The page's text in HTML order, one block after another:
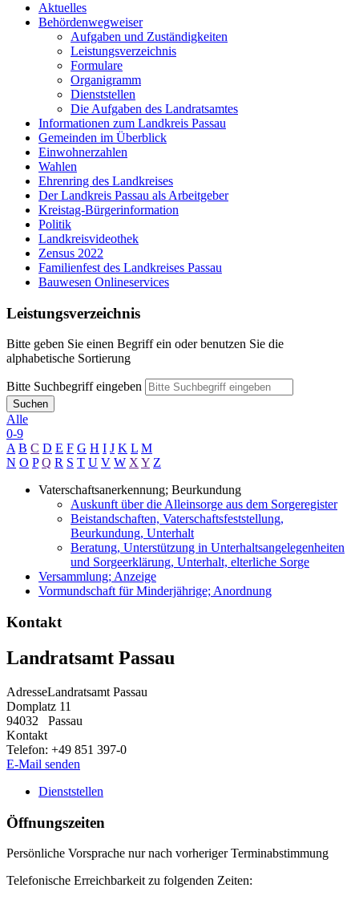
Aktuelles
Behördenwegweiser
Aufgaben und Zuständigkeiten
Leistungsverzeichnis
Formulare
Organigramm
Dienststellen
Die Aufgaben des Landratsamtes
Informationen zum Landkreis Passau
Gemeinden im Überblick
Einwohnerzahlen
Wahlen
Ehrenring des Landkreises
Der Landkreis Passau als Arbeitgeber
Kreistag-Bürgerinformation
Politik
Landkreisvideothek
Zensus 2022
Familienfest des Landkreises Passau
Bauwesen Onlineservices
Leistungsverzeichnis
Bitte geben Sie einen Begriff ein oder benutzen Sie die
alphabetische Sortierung
Bitte Suchbegriff eingeben
Suchen
Alle
0-9
A B C D E F G H I J K L M
N O P Q R S T U V W XY Z
Vaterschaftsanerkennung; Beurkundung
Auskunft über die Alleinsorge aus dem Sorgeregister
Beistandschaften, Vaterschaftsfeststellung,
Beurkundung, Unterhalt
Beratung, Unterstützung in Unterhaltsangelegenheiten
und Sorgeerklärung, Unterhalt, elterliche Sorge
Versammlung; Anzeige
Vormundschaft für Minderjährige; Anordnung
Kontakt
Landratsamt Passau
AdresseLandratsamt Passau
Domplatz 11
94032
Passau
Kontakt
Telefon: +49 851 397-0
E-Mail senden
Dienststellen
Öffnungszeiten
Persönliche Vorsprache nur nach vorheriger Terminabstimmung
Telefonische Erreichbarkeit zu folgenden Zeiten: